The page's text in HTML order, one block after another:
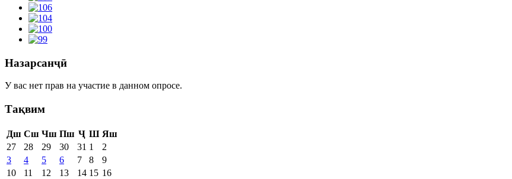
Назарсанҷӣ
У вас нет прав на участие в данном опросе.
Тақвим
Дш Сш Чш Пш Ҷ Ш Яш
27
28 29 30 31 1
2
3
4 5 6 7 8
9
10
11 12 13 14 15 16